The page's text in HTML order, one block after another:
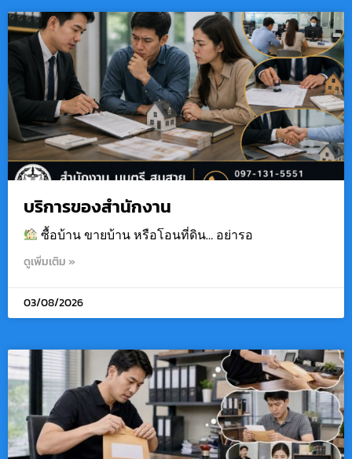
บริการของสำนักงาน
ซื้อบ้าน ขายบ้าน หรือโอนที่ดิน… อย่ารอ
ดูเพิ่มเติม »
03/08/2026